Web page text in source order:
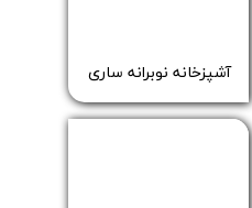
آشپزخانه نوبرانه ساری